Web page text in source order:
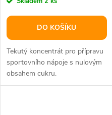
DO KOŠÍKU
Tekutý koncentrát pro přípravu
sportovního nápoje s nulovým
obsahem cukru.